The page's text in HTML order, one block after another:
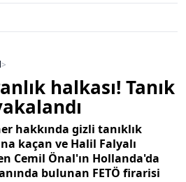
>
halkası! Tanık
hakkında gizli tanıklık
kaçan ve Halil Falyalı
Cemil Önal'ın Hollanda'da
bulunan FETÖ firarisi